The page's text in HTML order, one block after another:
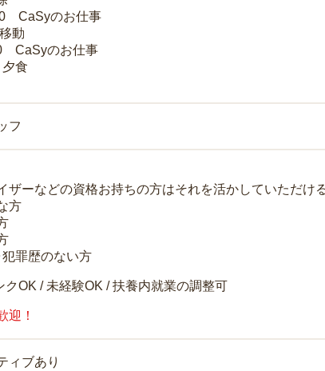
CaSyのお仕事
動
CaSyのお仕事
食
フ
ザーなどの資格お持ちの方はそれを活かしていただけ
方
罪歴のない方
クOK / 未経験OK / 扶養内就業の調整可
迎！
ィブあり